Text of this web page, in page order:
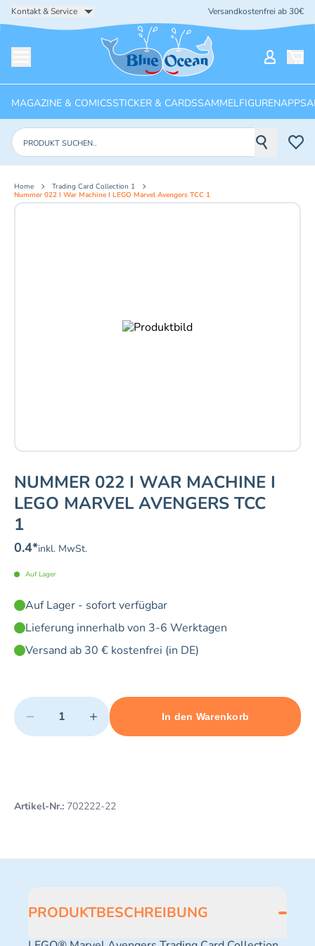
Kontakt & Service Versandkostenfrei ab 30€
Startseite
MAGAZINE & COMICSSTICKER & CARDSSAMMELFIGURENAPPS
Produkte suchen
Home
Trading Card Collection 1
Nummer 022 I War Machine I LEGO Marvel Avengers TCC 1
NUMMER 022 I WAR MACHINE I
LEGO MARVEL AVENGERS TCC
1
0.4*inkl. MwSt.
Auf Lager
Auf Lager - sofort verfügbar
Lieferung innerhalb von 3-6 Werktagen
Versand ab 30 € kostenfrei (in DE)
Quantity
− +
Minimum quantity: 1 Maximum quantity: 10
In den Warenkorb
Add 1 item to cart
Artikel-Nr.: 702222-22
PRODUKTBESCHREIBUNG